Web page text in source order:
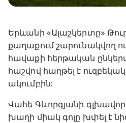
Երևանի «Ալաշկերտը»
քաղաքում շարունակվող
հավաքի հերթական
հաշվով հաղթել է
ակումբին:
Վահե Գևորգյանի
խաղի միակ գոլը խփել է